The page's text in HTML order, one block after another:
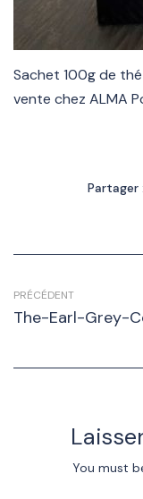
Sachet 100g de
vente chez ALMA
Partager :
PRÉCÉDENT
The-Earl-Grey-
You must